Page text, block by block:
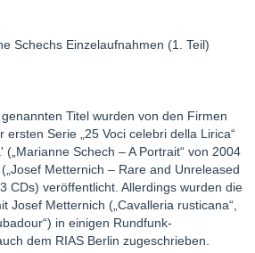
Schechs Einzelaufnahmen (1. Teil)
Titel wurden von den Firmen
Serie „25 Voci celebri della Lirica“
Schech – A Portrait“ von 2004
Metternich – Rare and Unreleased
CDs) veröffentlicht. Allerdings wurden die
Josef Metternich („Cavalleria rusticana“,
in einigen Rundfunk-
dem RIAS Berlin zugeschrieben.